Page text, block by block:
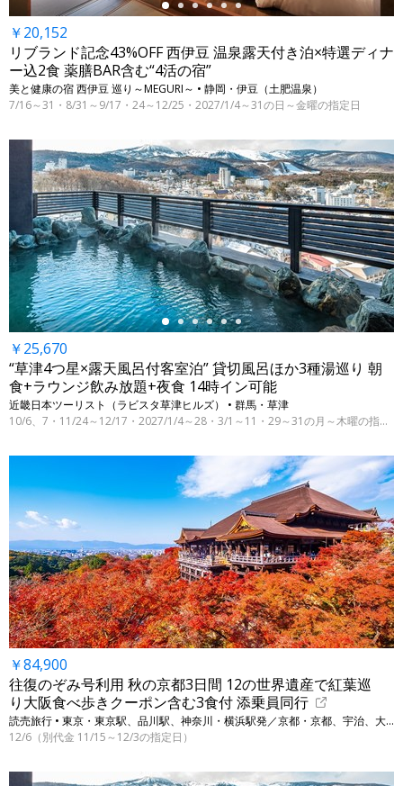
￥20,152
リブランド記念43%OFF 西伊豆 温泉露天付き泊×特選ディナ
ー込2食 薬膳BAR含む“4活の宿”
美と健康の宿 西伊豆 巡り～MEGURI～ • 静岡・伊豆（土肥温泉）
7/16～31・8/31～9/17・24～12/25・2027/1/4～31の日～金曜の指定日
←
￥25,670
“草津4つ星×露天風呂付客室泊” 貸切風呂ほか3種湯巡り 朝
食+ラウンジ飲み放題+夜食 14時イン可能
近畿日本ツーリスト（ラビスタ草津ヒルズ） • 群馬・草津
10/6、7・11/24～12/17・2027/1/4～28・3/1～11・29～31の月～木曜の指定日
￥84,900
往復のぞみ号利用 秋の京都3日間 12の世界遺産で紅葉巡
り大阪食べ歩きクーポン含む3食付 添乗員同行
読売旅行 • 東京・東京駅、品川駅、神奈川・横浜駅発／京都・京都、宇治、大阪・大阪
12/6（別代金 11/15～12/3の指定日）